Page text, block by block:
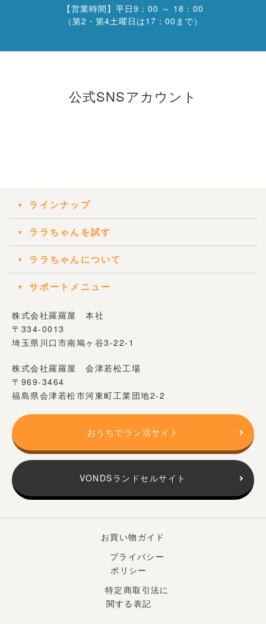
【営業時間】平日9：00 ～ 18：00
（第2・第4土曜日は17：00まで）
公式SNSアカウント
ラインナップ
ララちゃんを試す
ララちゃんについて
サポートメニュー
株式会社羅羅屋 本社
〒334-0013
埼玉県川口市南鳩ヶ谷3-22-1
株式会社羅羅屋 会津若松工場
〒969-3464
福島県会津若松市河東町工業団地2-2
おうちでラン活サイト
VONDSランドセルサイト
お買い物ガイド
プライバシー
ポリシー
特定商取引法に
関する表記